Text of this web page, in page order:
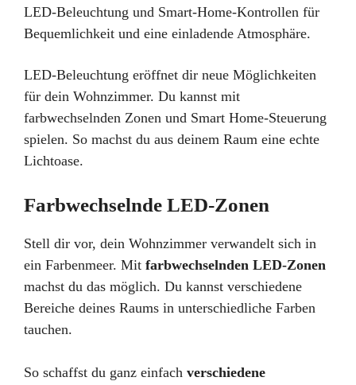
LED-Beleuchtung eröffnet dir neue Möglichkeiten
für dein Wohnzimmer. Du kannst mit
farbwechselnden Zonen und Smart Home-Steuerung
spielen. So machst du aus deinem Raum eine echte
Lichtoase.
Farbwechselnde LED-Zonen
Stell dir vor, dein Wohnzimmer verwandelt sich in
ein Farbenmeer. Mit farbwechselnden LED-Zonen
machst du das möglich. Du kannst verschiedene
Bereiche deines Raums in unterschiedliche Farben
tauchen.
So schaffst du ganz einfach verschiedene